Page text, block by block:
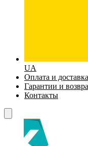
UA
Оплата и доставка
Гарантии и
Контакты